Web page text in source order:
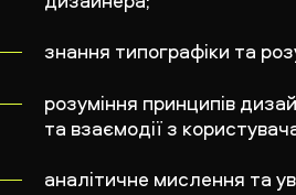
знання типографіки та
розуміння принципів
та взаємодії з
аналітичне мислення та